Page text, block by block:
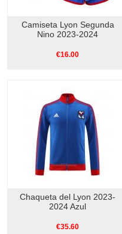
Camiseta Lyon Segunda
Nino 2023-2024
€16.00
Chaqueta del Lyon 2023-
2024 Azul
€35.60